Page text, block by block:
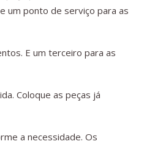
um ponto de serviço para as
E um terceiro para as
Coloque as peças já
a necessidade. Os